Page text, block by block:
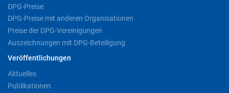
DPG-Preise
DPG-Preise mit anderen Organisationen
Preise der DPG-Vereinigungen
Auszeichnungen mit DPG-Beteiligung
Veröffentlichungen
Aktuelles
Publikationen